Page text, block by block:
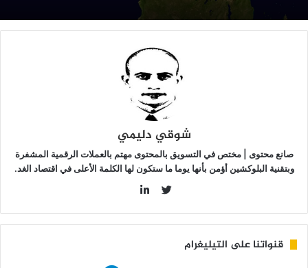
شراكة
حقيقية
شوقي دليمي
صانع محتوى | مختص في التسويق بالمحتوى مهتم بالعملات الرقمية المشفرة
وبتقنية البلوكشين أؤمن بأنها يوما ما ستكون لها الكلمة الأعلى في اقتصاد الغد.
قنواتنا على التيليغرام